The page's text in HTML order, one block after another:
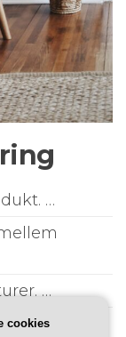
…
…
…
cookies